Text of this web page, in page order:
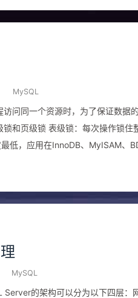
MySQL
问同一个资源时，为了保证数据的
小、加锁快；不会发生死锁，但发生锁
低，应用在InnoDB、MyISAM、
MySQL
Server的架构可以分为以下四层